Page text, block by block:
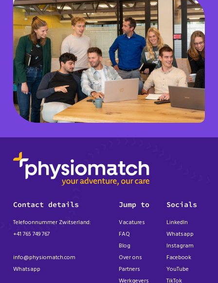
Contact details
Telefoonnummer Zwitserland:
+41 765 749 767
info@physiomatch.com
Whatsapp
Jump to
Vacatures
FAQ
Blog
Over ons
Partners
Werkgevers
Socials
LinkedIn
Whatsapp
Instagram
Facebook
YouTube
TikTok